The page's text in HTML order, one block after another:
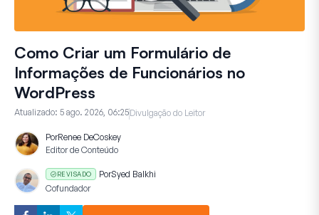
Como Criar um Formulário de
Informações de Funcionários no
WordPress
Atualizado: 5 ago. 2026, 06:25Divulgação do Leitor
PorRenee DeCoskey
Editor de Conteúdo
REVISADO PorSyed Balkhi
Cofundador